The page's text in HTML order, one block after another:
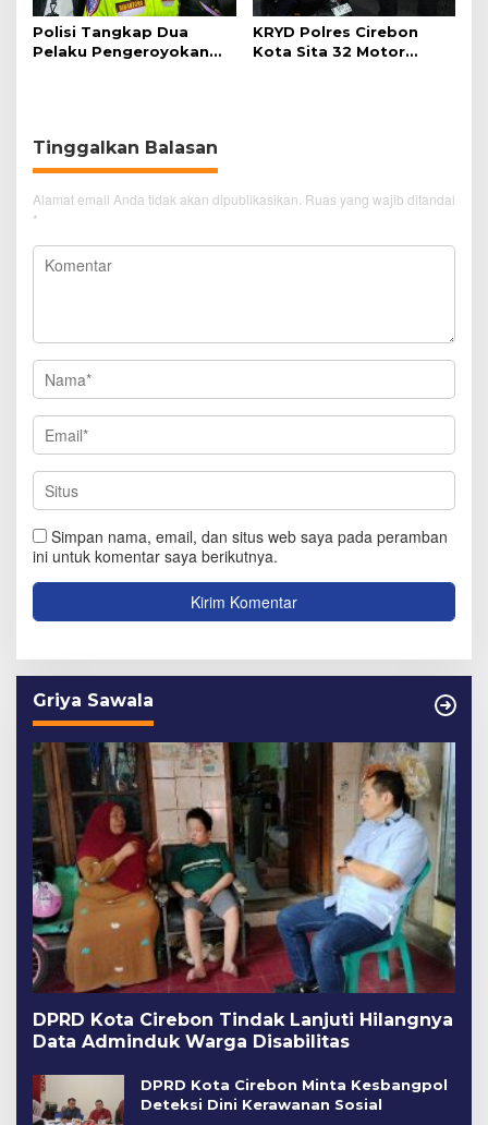
Polisi Tangkap Dua
Pelaku Pengeroyokan
KRYD Polres Cirebon
Kota Sita 32 Motor
Tinggalkan Balasan
Alamat email Anda tidak akan dipublikasikan. Ruas yang wajib ditandai
*
Simpan nama, email, dan situs web saya pada peramban
ini untuk komentar saya berikutnya.
Griya Sawala
DPRD Kota Cirebon Tindak Lanjuti Hilangnya
Data Adminduk Warga Disabilitas
DPRD Kota Cirebon Minta Kesbangpol
Deteksi Dini Kerawanan Sosial